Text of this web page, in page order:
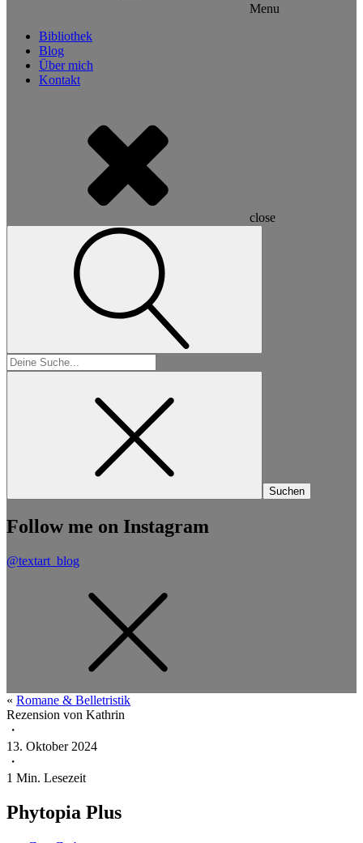
Menu
Bibliothek
Blog
Über mich
Kontakt
close
Suchen
nach:
Follow me on Instagram
@textart_blog
« Romane & Belletristik
Rezension von Kathrin
・
13. Oktober 2024
・
1 Min. Lesezeit
Phytopia Plus